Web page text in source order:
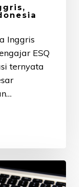
Inggris
ESQ
ternyata